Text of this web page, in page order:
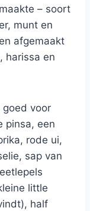
– soort
munt en
afgemaakt
harissa en
goed voor
pinsa, een
rode ui,
sap van
little
half